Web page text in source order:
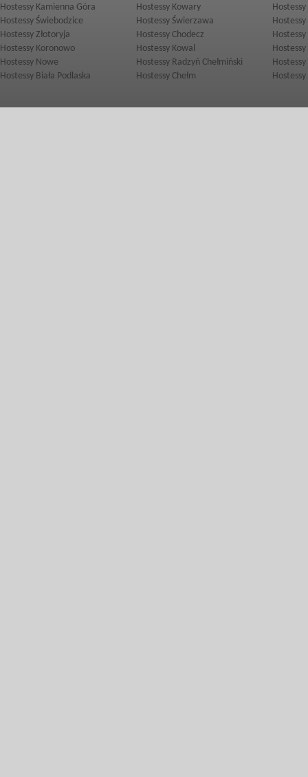
Hostessy Kamienna Góra Hostessy Kowary
Hostessy Świebodzice
Hostessy Świerzawa
Hostessy Złotoryja
Hostessy Chodecz
Hostessy Koronowo
Hostessy Kowal
Hostessy Nowe
Hostessy Radzyń Chełmiński
Hostessy Biała Podlaska
Hostessy Chełm